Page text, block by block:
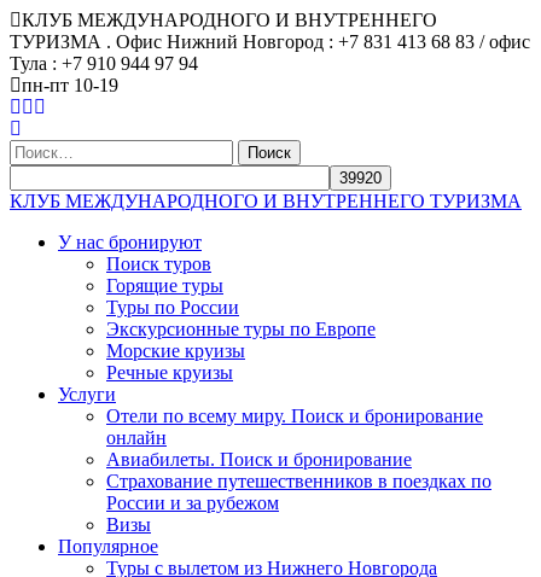
КЛУБ МЕЖДУНАРОДНОГО И ВНУТРЕННЕГО
ТУРИЗМА . Офис Нижний Новгород : +7 831 413 68 83 / офис
Тула : +7 910 944 97 94
пн-пт 10-19
Найти:
КЛУБ МЕЖДУНАРОДНОГО И ВНУТРЕННЕГО ТУРИЗМА
У нас бронируют
Поиск туров
Горящие туры
Туры по России
Экскурсионные туры по Европе
Морские круизы
Речные круизы
Услуги
Отели по всему миру. Поиск и бронирование
онлайн
Авиабилеты. Поиск и бронирование
Страхование путешественников в поездках по
России и за рубежом
Визы
Популярное
Туры с вылетом из Нижнего Новгорода